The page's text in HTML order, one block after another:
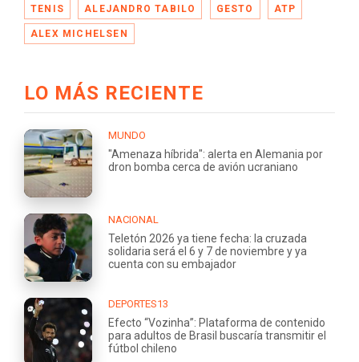
TENIS ALEJANDRO TABILO GESTO ATP
ALEX MICHELSEN
LO MÁS RECIENTE
MUNDO
"Amenaza híbrida": alerta en Alemania por
dron bomba cerca de avión ucraniano
NACIONAL
Teletón 2026 ya tiene fecha: la cruzada
solidaria será el 6 y 7 de noviembre y ya
cuenta con su embajador
DEPORTES13
Efecto “Vozinha”: Plataforma de contenido
para adultos de Brasil buscaría transmitir el
fútbol chileno